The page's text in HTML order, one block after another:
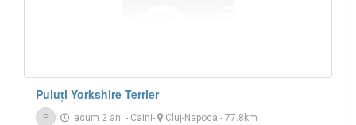
Puiuți Yorkshire Terrier
P acum 2 ani - Caini- Cluj-Napoca - 77.8km